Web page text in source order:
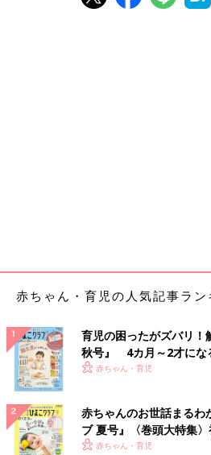
赤ちゃん・育児の人気記事ラン
育児の困ったがズバリ！
秋号』 4カ月～2才にな
いっぱい！
赤ちゃん・育児
赤ちゃんのお世話まるわ
ブ 夏号』〈巻頭大特集
く！ おっぱい・ミルクの
赤ちゃん・育児